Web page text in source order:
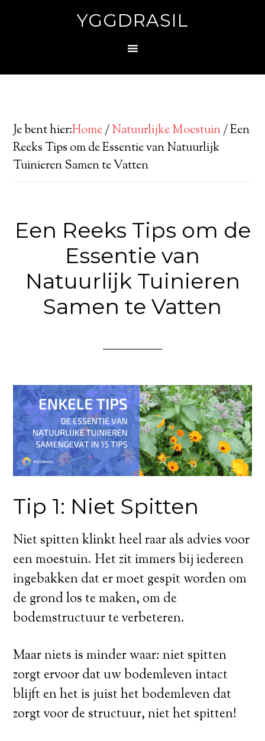
YGGDRASIL
Je bent hier:Home/Natuurlijke Moestuin/Een
Reeks Tips om de Essentie van Natuurlijk
Tuinieren Samen te Vatten
Een Reeks Tips om de
Essentie van
Natuurlijk Tuinieren
Samen te Vatten
Tip 1: Niet Spitten
Niet spitten klinkt heel raar als advies voor
een moestuin. Het zit immers bij iedereen
ingebakken dat er moet gespit worden om
de grond los te maken, om de
bodemstructuur te verbeteren.
Maar niets is minder waar: niet spitten
zorgt ervoor dat uw bodemleven intact
blijft en het is juist het bodemleven dat
zorgt voor de structuur, niet het spitten!